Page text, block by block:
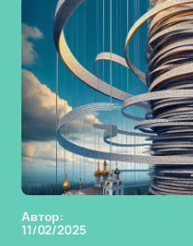
Автор:
11/02/2025